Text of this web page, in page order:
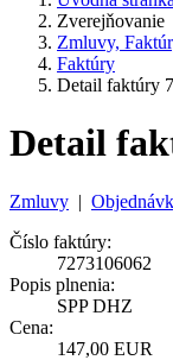
Zverejňovanie
Zmluvy,
Faktúry
Detail faktúry
Detail
Zmluvy |
Číslo faktúry:
7273106062
Popis plnenia:
SPP DHZ
Cena:
147,00 EUR